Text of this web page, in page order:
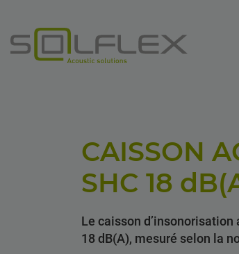
CAISSON
SHC 18
Le caisson d’insonorisation
18 dB(A), mesuré selon la